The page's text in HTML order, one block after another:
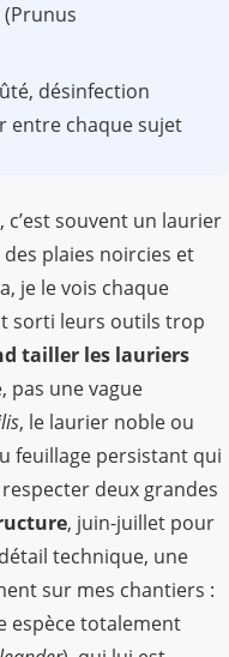
désinfection
entre chaque sujet
souvent un laurier
plaies noircies et
je le vois chaque
sorti leurs outils trop
tailler les lauriers
pas une vague
, le laurier noble ou
feuillage persistant qui
deux grandes
, juin-juillet pour
technique, une
sur mes chantiers :
espèce totalement